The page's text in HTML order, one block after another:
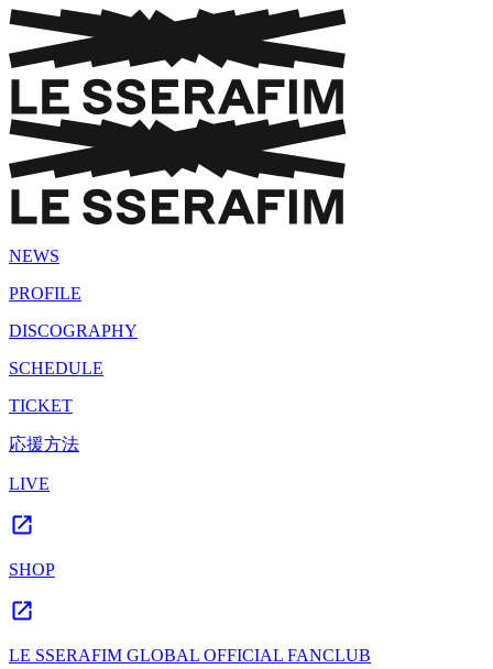
NEWS
PROFILE
DISCOGRAPHY
SCHEDULE
TICKET
応援方法
LIVE
SHOP
LE SSERAFIM GLOBAL OFFICIAL FANCLUB